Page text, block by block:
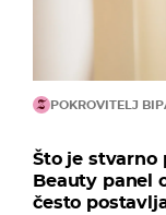
POKROVITELJ
Što je stvarno
Beauty panel
često